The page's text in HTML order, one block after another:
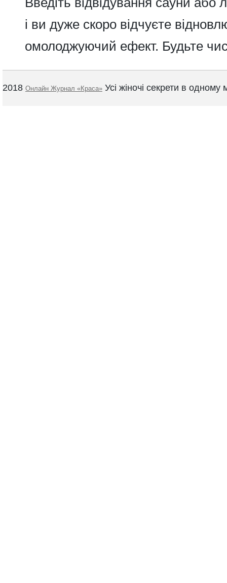
і ви дуже скоро відчуєте
омолоджуючий ефект. Будьте
2018 Онлайн Журнал «Краса»Усі жіночі секрети в одному